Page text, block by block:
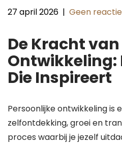
27 april 2026 | Geen
De Kracht
Ontwikkeling:
Die Inspireert
Persoonlijke ontwikkeling is
zelfontdekking, groei en
proces waarbij je jezelf